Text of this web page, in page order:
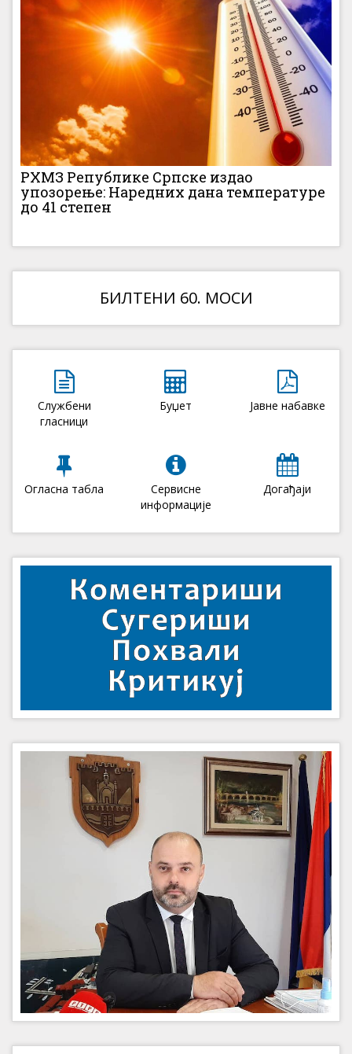
РХМЗ Републике Српске издао
упозорење: Наредних дана температуре
до 41 степен
БИЛТЕНИ 60. МОСИ
Службени
гласници
Буџет Јавне набавке
Огласна табла
Сервисне
информације
Догађаји